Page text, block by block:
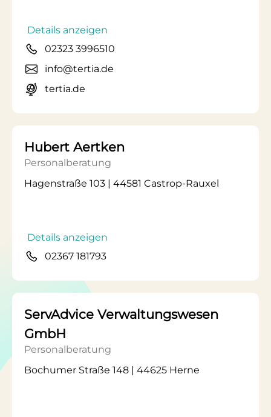
Details anzeigen
02323 3996510
info@tertia.de
tertia.de
Hubert Aertken
Personalberatung
Hagenstraße 103 | 44581 Castrop-Rauxel
Details anzeigen
02367 181793
ServAdvice Verwaltungswesen
GmbH
Personalberatung
Bochumer Straße 148 | 44625 Herne